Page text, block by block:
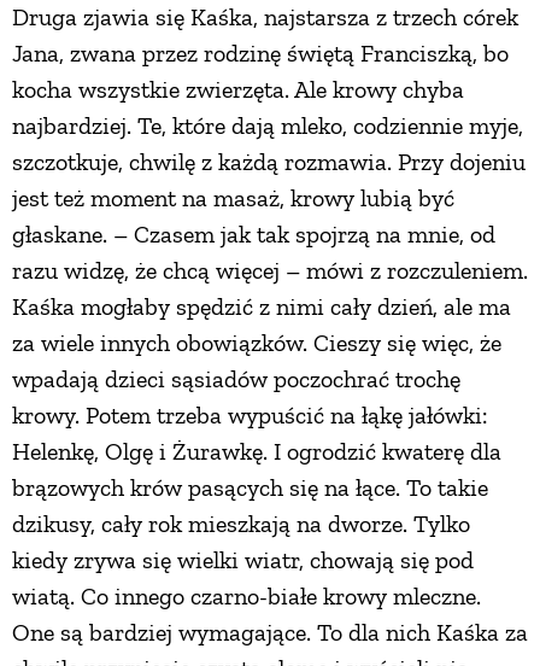
Druga zjawia się Kaśka, najstarsza z trzech córek
Jana, zwana przez rodzinę świętą Franciszką, bo
kocha wszystkie zwierzęta. Ale krowy chyba
najbardziej. Te, które dają mleko, codziennie myje,
szczotkuje, chwilę z każdą rozmawia. Przy dojeniu
jest też moment na masaż, krowy lubią być
głaskane. – Czasem jak tak spojrzą na mnie, od
razu widzę, że chcą więcej – mówi z rozczuleniem.
Kaśka mogłaby spędzić z nimi cały dzień, ale ma
za wiele innych obowiązków. Cieszy się więc, że
wpadają dzieci sąsiadów poczochrać trochę
krowy. Potem trzeba wypuścić na łąkę jałówki:
Helenkę, Olgę i Żurawkę. I ogrodzić kwaterę dla
brązowych krów pasących się na łące. To takie
dzikusy, cały rok mieszkają na dworze. Tylko
kiedy zrywa się wielki wiatr, chowają się pod
wiatą. Co innego czarno-białe krowy mleczne.
One są bardziej wymagające. To dla nich Kaśka za
CIASTA I DESERY
DODATKI
PRZETWORY
INNE